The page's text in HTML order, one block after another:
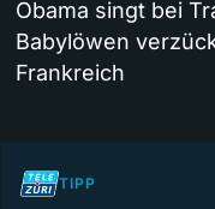
Obama singt bei
Babylöwen
Frankreich
TIPP